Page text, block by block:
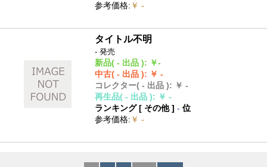
参考価格: ￥ -
タイトル不明
- 発売
新品( - 出品 ): ￥-
中古( - 出品 ): ￥ -
コレクター( - 出品 ): ￥ -
再生品( - 出品 ): ￥ -
ランキング [ その他]- 位
参考価格: ￥ -